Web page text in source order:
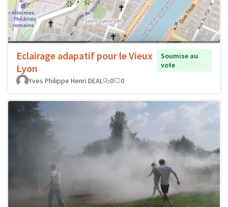
Eclairage adapatif pour le Vieux
Lyon
Soumise au
vote
Yves Philippe Henri DEAL
0 0